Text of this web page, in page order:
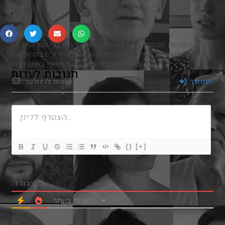
מאז החיסון סובלת מקוצר נשימה, כאשר כל ריח הכי קטן גורם לה
להתקף שיעולים. מבחורה ספורטיבית שרצה עשרה ק“מ בקלות היא
נאלצת כיום להסתובב עם משאף באופן קבוע.
תגובות לעדות
הצטרפות לניוזלטר התחבר
{} [+]
1 תגובה
הישנות ביותר